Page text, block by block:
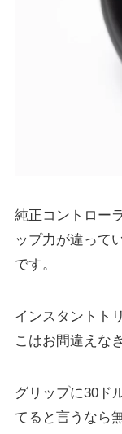
純正コントロー
ップ力が違って
です。
インスタントト
こはお間違えな
グリップに30ド
てると言うなら